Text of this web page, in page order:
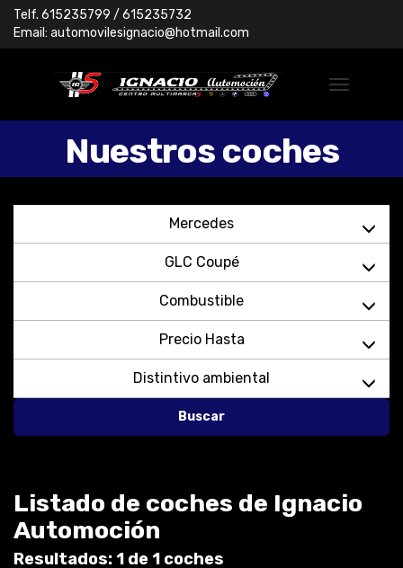
Telf. 615235799 / 615235732
Email: automovilesignacio@hotmail.com
Nuestros coches
Mercedes
GLC Coupé
Combustible
Precio Hasta
Distintivo ambiental
Buscar
Listado de coches de Ignacio
Automoción
Resultados: 1 de 1 coches